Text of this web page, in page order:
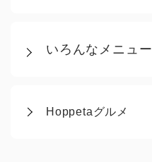
いろんなメニュー
Hoppetaグルメ